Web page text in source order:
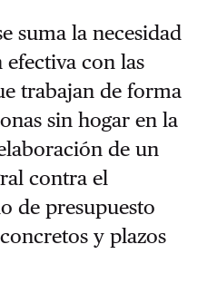
suma la necesidad
con las
trabajan de forma
sin hogar en la
de un
contra el
de presupuesto
y plazos